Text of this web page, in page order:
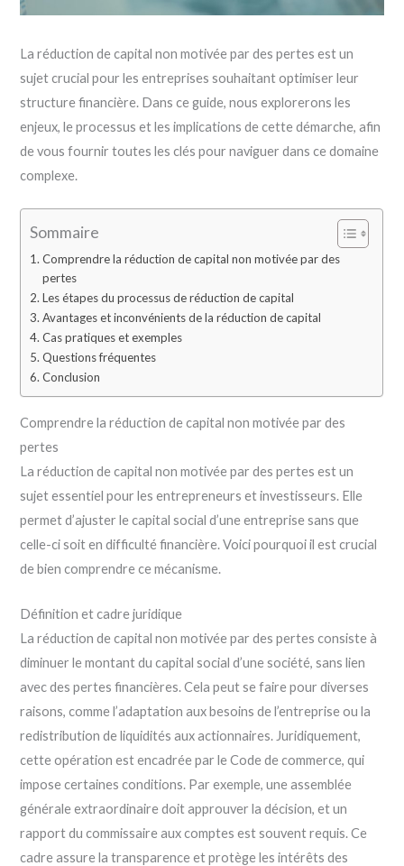
La réduction de capital non motivée par des pertes est un
sujet crucial pour les entreprises souhaitant optimiser leur
structure financière. Dans ce guide, nous explorerons les
enjeux, le processus et les implications de cette démarche, afin
de vous fournir toutes les clés pour naviguer dans ce domaine
complexe.
Sommaire
Comprendre la réduction de capital non motivée par des
pertes
Les étapes du processus de réduction de capital
Avantages et inconvénients de la réduction de capital
Cas pratiques et exemples
Questions fréquentes
Conclusion
Comprendre la réduction de capital non motivée par des
pertes
La réduction de capital non motivée par des pertes est un
sujet essentiel pour les entrepreneurs et investisseurs. Elle
permet d’ajuster le capital social d’une entreprise sans que
celle-ci soit en difficulté financière. Voici pourquoi il est crucial
de bien comprendre ce mécanisme.
Définition et cadre juridique
La réduction de capital non motivée par des pertes consiste à
diminuer le montant du capital social d’une société, sans lien
avec des pertes financières. Cela peut se faire pour diverses
raisons, comme l’adaptation aux besoins de l’entreprise ou la
redistribution de liquidités aux actionnaires. Juridiquement,
cette opération est encadrée par le Code de commerce, qui
impose certaines conditions. Par exemple, une assemblée
générale extraordinaire doit approuver la décision, et un
rapport du commissaire aux comptes est souvent requis. Ce
cadre assure la transparence et protège les intérêts des